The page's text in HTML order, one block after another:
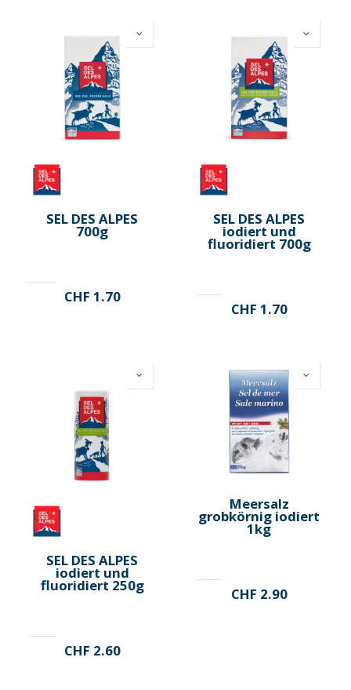
SEL DES ALPES
700g
CHF 1.70
SEL DES ALPES
iodiert und
fluoridiert 700g
CHF 1.70
SEL DES ALPES
iodiert und
fluoridiert 250g
CHF 2.60
Meersalz
grobkörnig iodiert
1kg
CHF 2.90